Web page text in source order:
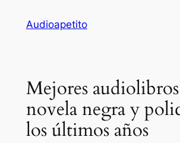
Audioapetito
Mejores
novela negra y
los últimos años